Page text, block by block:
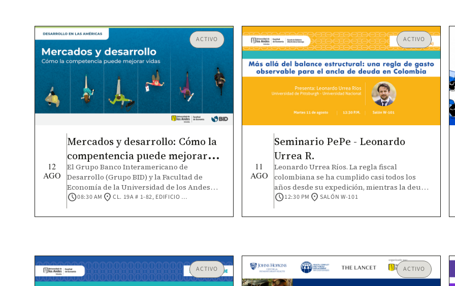
cocreación para identificar intereses
comunes y dar vida a nuevas
microcomunidades de egresados.
interdisciplinary dialogue, strengthen
international research networks, and
expand knowledge across diverse economic
contexts.
ACTIVO
12
AGO
Mercados y desarrollo: Cómo la
compentencia puede mejorar
vidas
El Grupo Banco Interamericano de
Desarrollo (Grupo BID) y la Facultad de
Economía de la Universidad de los Andes
invita a la presentación del informe insignia
Mercados para el desarrollo: Cómo la
crecimiento, la innovación y la inclusión en
América Latina y el Caribe. A partir de nuevos
datos y evidencia, el estudio muestra de qué
schedule08:30 AM location_on CL. 19A # 1-82, EDIFICIO MARIO LASERNA, AUDITORIO C. UNIVERSIDAD DE LOS ANDES
ACTIVO
11
AGO
Seminario PePe - Leonardo
Urrea R.
Leonardo Urrea Ríos. La regla fiscal
colombiana se ha cumplido casi todos los
años desde su expedición, mientras la deuda
casi se duplicó. Este trabajo diagnostica esa
conservar la arquitectura del esquema y
observable, contingente a la distancia
respecto del ancla de deuda. Con un modelo
de sostenibilidad calibrado al Marco Fiscal de
schedule12:30 PM location_onSALÓN W-101
ACTIVO ACTIVO